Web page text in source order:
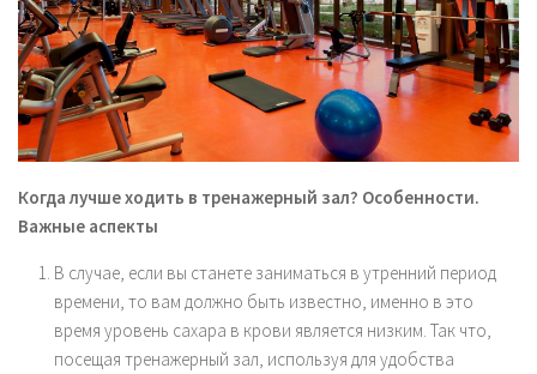
Когда лучше ходить в тренажерный зал? Особенности.
Важные аспекты
В случае, если вы станете заниматься в утренний период
времени, то вам должно быть известно, именно в это
время уровень сахара в крови является низким. Так что,
посещая тренажерный зал, используя для удобства